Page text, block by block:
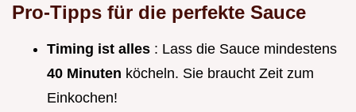
Pro-Tipps für die perfekte Sauce
Timing ist alles : Lass die Sauce mindestens
40 Minuten köcheln. Sie braucht Zeit zum
Einkochen!